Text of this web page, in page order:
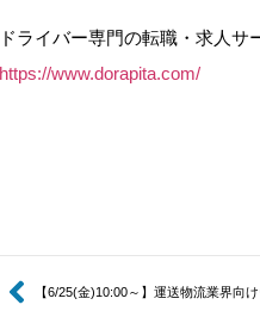
ドライバー専門の転職・求人サ
https://www.dorapita.com/